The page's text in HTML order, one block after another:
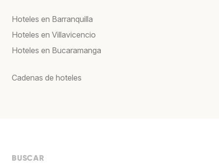
Hoteles en Barranquilla
Hoteles en Villavicencio
Hoteles en Bucaramanga
Cadenas de hoteles
BUSCAR